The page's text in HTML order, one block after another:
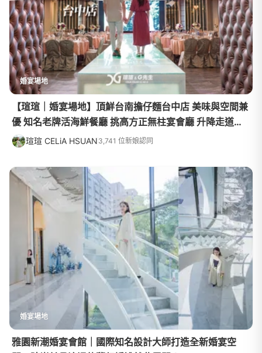
婚宴場地
【瑄瑄｜婚宴場地】頂鮮台南擔仔麵台中店 美味與空間兼
優 知名老牌活海鮮餐廳 挑高方正無柱宴會廳 升降走道、
纜車巨星般進場
瑄瑄 CELiA HSUAN 3,741 位新娘認同
婚宴場地
雅園新潮婚宴會館｜國際知名設計大師打造全新婚宴空